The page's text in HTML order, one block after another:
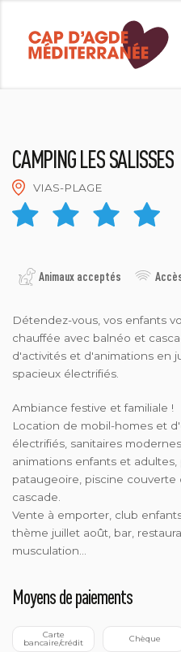
contenu
CAMPING LES SALISSES
VIAS-PLAGE
LES SALISSES
Animaux acceptés
Détendez-vous, vos enfants
chauffée avec balnéo et
d'activités et d'animations en
spacieux électrifiés.
Ambiance festive et familiale !
Location de mobil-homes et
électrifiés, sanitaires
animations enfants et
pataugeoire, piscine
cascade.
Vente à emporter, club
thème juillet août, bar,
musculation...
Moyens de paiements
bancaire/crédit Chèque